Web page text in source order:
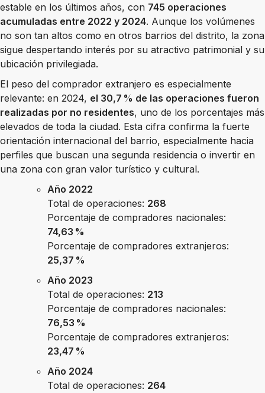
estable en los últimos años, con 745 operaciones
acumuladas entre 2022 y 2024. Aunque los volúmenes
no son tan altos como en otros barrios del distrito, la zona
sigue despertando interés por su atractivo patrimonial y su
ubicación privilegiada.
El peso del comprador extranjero es especialmente
relevante: en 2024, el 30,7 % de las operaciones fueron
realizadas por no residentes, uno de los porcentajes más
elevados de toda la ciudad. Esta cifra confirma la fuerte
orientación internacional del barrio, especialmente hacia
perfiles que buscan una segunda residencia o invertir en
una zona con gran valor turístico y cultural.
Año 2022
Total de operaciones: 268
Porcentaje de compradores nacionales:
74,63 %
Porcentaje de compradores extranjeros:
25,37 %
Año 2023
Total de operaciones: 213
Porcentaje de compradores nacionales:
76,53 %
Porcentaje de compradores extranjeros:
23,47 %
Año 2024
Total de operaciones: 264